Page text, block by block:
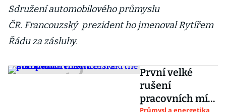
Sdružení automobilového průmyslu
ČR. Francouzský prezident ho jmenoval Rytířem
Řádu za zásluhy.
První velké
rušení
pracovních míst
Průmysl a energetika